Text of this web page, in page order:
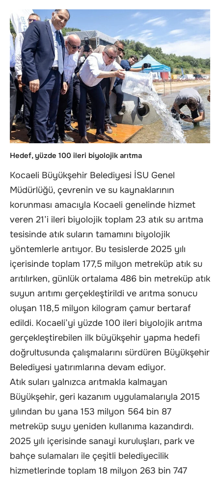
Hedef, yüzde 100 ileri biyolojik arıtma
Kocaeli Büyükşehir Belediyesi İSU Genel
Müdürlüğü, çevrenin ve su kaynaklarının
korunması amacıyla Kocaeli genelinde hizmet
veren 21’i ileri biyolojik toplam 23 atık su arıtma
tesisinde atık suların tamamını biyolojik
yöntemlerle arıtıyor. Bu tesislerde 2025 yılı
içerisinde toplam 177,5 milyon metreküp atık su
arıtılırken, günlük ortalama 486 bin metreküp atık
suyun arıtımı gerçekleştirildi ve arıtma sonucu
oluşan 118,5 milyon kilogram çamur bertaraf
edildi. Kocaeli’yi yüzde 100 ileri biyolojik arıtma
gerçekleştirebilen ilk büyükşehir yapma hedefi
doğrultusunda çalışmalarını sürdüren Büyükşehir
Belediyesi yatırımlarına devam ediyor.
Atık suları yalnızca arıtmakla kalmayan
Büyükşehir, geri kazanım uygulamalarıyla 2015
yılından bu yana 153 milyon 564 bin 87
metreküp suyu yeniden kullanıma kazandırdı.
2025 yılı içerisinde sanayi kuruluşları, park ve
bahçe sulamaları ile çeşitli belediyecilik
hizmetlerinde toplam 18 milyon 263 bin 747